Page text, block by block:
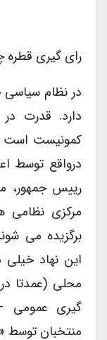
رای گیری قطره
در نظام سیاسی
دارد. قدرت در
کمونیست است
درواقع توسط
رییس جمهور،
برگزیده می
این نهاد
محلی (عمدتا
گیری عمومی –
منتخبان توسط